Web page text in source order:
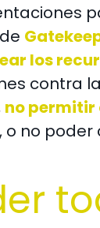
los
contra
no permitir
no poder